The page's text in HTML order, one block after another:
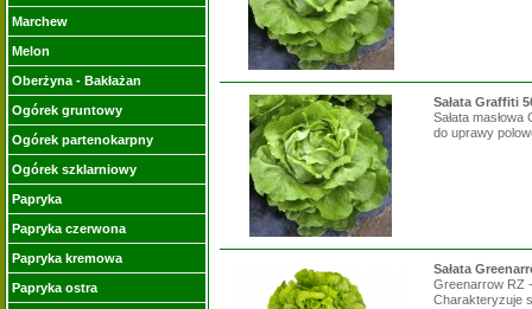
Marchew
Melon
Oberżyna - Bakłażan
Ogórek gruntowy
Ogórek partenokarpny
Ogórek szklarniowy
Papryka
Papryka czerwona
Papryka kremowa
Papryka ostra
Sałata Graffiti
Sałata
do uprawy
Sałata
Greenarrow RZ
Charakteryzuje